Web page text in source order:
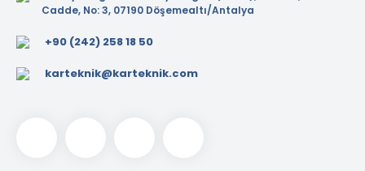
Cadde, No: 3, 07190 Döşemealtı/Antalya
+90 (242) 258 18 50
karteknik@karteknik.com